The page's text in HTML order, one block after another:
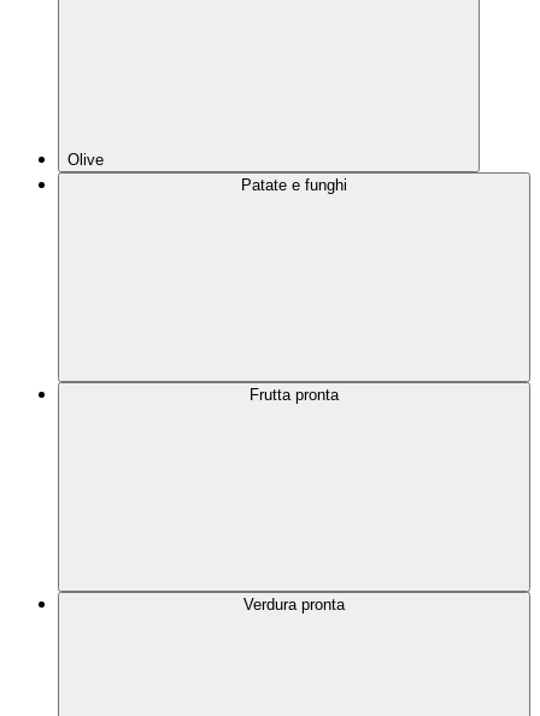
Olive
Patate e funghi
Frutta pronta
Verdura pronta